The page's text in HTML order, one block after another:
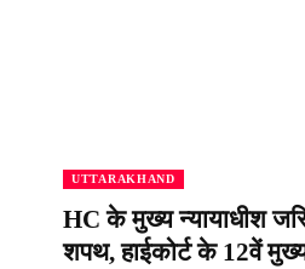
UTTARAKHAND
HC के मुख्य न्यायाधीश
शपथ, हाईकोर्ट के 12वें